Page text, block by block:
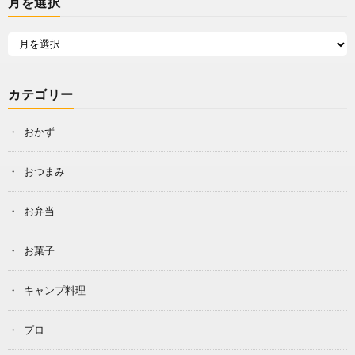
カテゴリー
おかず
おつまみ
お弁当
お菓子
キャンプ料理
プロ